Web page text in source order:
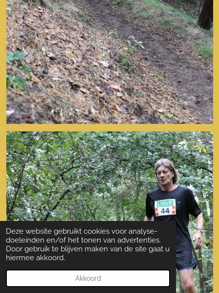
Deze website gebruikt cookies voor analyse-
doeleinden en/of het tonen van advertenties.
Door gebruik te blijven maken van de site gaat u
hiermee akkoord.
Akkoord